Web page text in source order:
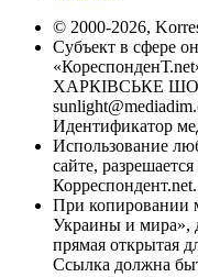
© 2000-2026,
Субъект в сфере
ХАРКІВСЬКЕ
Идентификатор
Использование
сайте,
Корреспондент.net.
При копировании
Украины и мира»,
прямая открытая
Ссылка должна